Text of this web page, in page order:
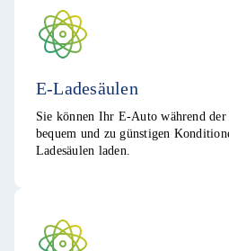
E-Ladesäulen
Sie können Ihr E-Auto während
bequem und zu günstigen
Ladesäulen laden.